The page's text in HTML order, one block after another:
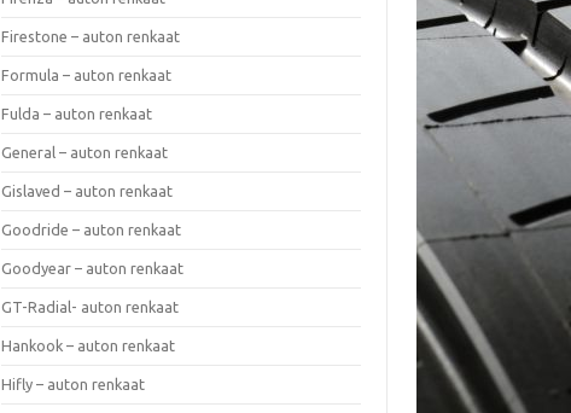
Firestone – auton renkaat
Formula – auton renkaat
Fulda – auton renkaat
General – auton renkaat
Gislaved – auton renkaat
Goodride – auton renkaat
Goodyear – auton renkaat
GT-Radial- auton renkaat
Hankook – auton renkaat
Hifly – auton renkaat